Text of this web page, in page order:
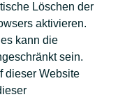
Löschen der
aktivieren.
kann die
sein.
dieser Website